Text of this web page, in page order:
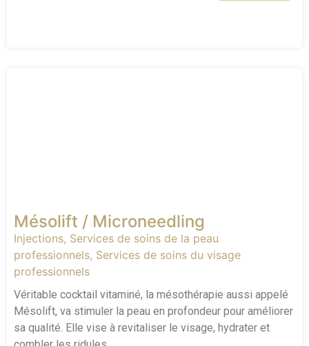
Mésolift / Microneedling
Injections, Services de soins de la peau
professionnels, Services de soins du visage
professionnels
Véritable cocktail vitaminé, la mésothérapie aussi appelé
Mésolift, va stimuler la peau en profondeur pour améliorer
sa qualité. Elle vise à revitaliser le visage, hydrater et